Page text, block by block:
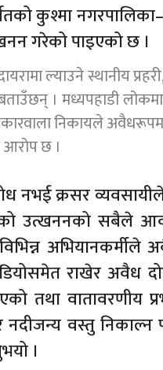
कुश्मा
गरेको पाइएको छ ।
ल्याउने स्थानीय
। मध्यपहाडी
निकायले
छ ।
नभई क्रसर
उत्खननको सबैले
राखेर अवैध
तथा वातावरणीय
नदीजन्य वस्तु
।